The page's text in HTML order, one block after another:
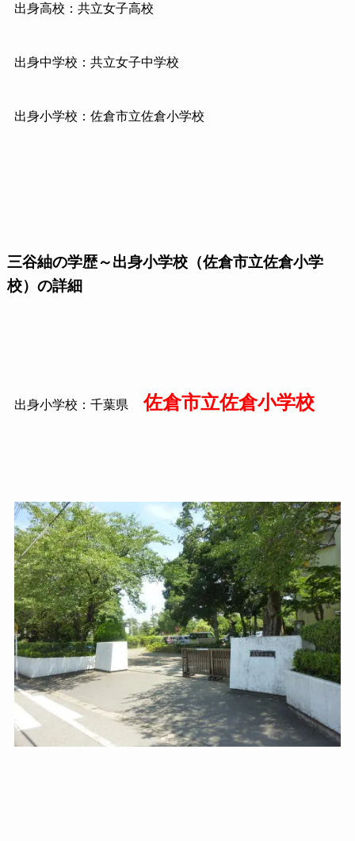
出身高校：共立女子高校
出身中学校：共立女子中学校
出身小学校：佐倉市立佐倉小学校
三谷紬の学歴～出身小学校（佐倉市立佐倉小学
校）の詳細
出身小学校：千葉県 佐倉市立佐倉小学校